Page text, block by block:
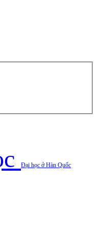
Đại học ở Hàn Quốc